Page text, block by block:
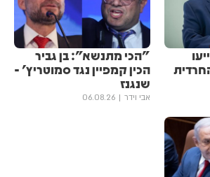
"הכי מתנשא": בן גביר
הכין קמפיין נגד סמוטריץ' -
שנגנז
אבי וידר 06.08.26